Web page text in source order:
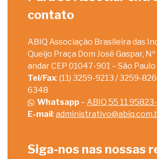
contato
ABIQ Associação Brasileira das
Queijo Praça Dom José Gaspar, Nº
andar CEP 01047-901 – São Paulo
Tel/Fax: (11) 3259-9213 / 3259-
6348
Whatsapp – ABIQ 55 11
E-mail:
Siga-nos nas nossas